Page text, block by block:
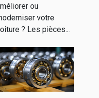
ou
votre
? Les pièces...